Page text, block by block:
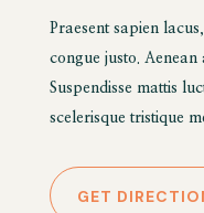
Praesent sapien
congue justo. Aenean
Suspendisse mattis
scelerisque tristique
GET